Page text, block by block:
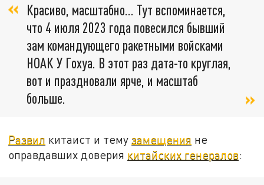
Красиво, масштабно… Тут вспоминается,
что 4 июля 2023 года повесился бывший
зам командующего ракетными войсками
НОАК У Гохуа. В этот раз дата-то круглая,
вот и праздновали ярче, и масштаб
больше.
Развил китаист и темузамещения не
оправдавших доверия китайских генералов: